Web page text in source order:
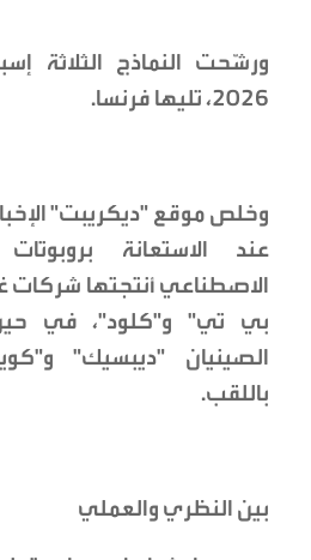
ورشّحت النماذج الثلاثة
2026، تليها فرنسا.
وخلص موقع "ديكريبت"
عند الاستعانة
الاصطناعي أنتجتها
بي تي" و"كلود"، في
الصينيان "ديبسيك"
باللقب.
بين النظري والعملي